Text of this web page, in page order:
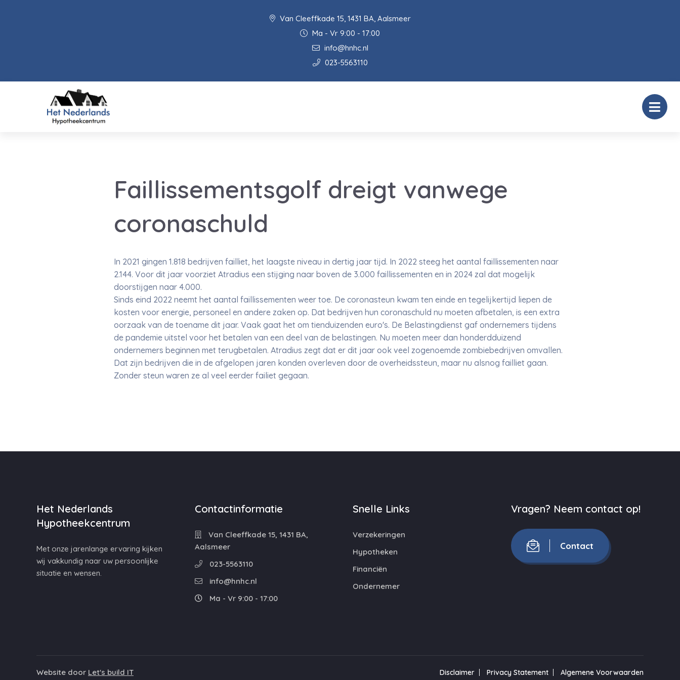
Van Cleeffkade 15, 1431 BA, Aalsmeer
Ma - Vr 9:00 - 17:00
info@hnhc.nl
023-5563110
Faillissementsgolf dreigt vanwege
coronaschuld
In 2021 gingen 1.818 bedrijven failliet, het laagste niveau in dertig jaar tijd. In 2022 steeg het aantal faillissementen naar
2.144. Voor dit jaar voorziet Atradius een stijging naar boven de 3.000 faillissementen en in 2024 zal dat mogelijk
doorstijgen naar 4.000.
Sinds eind 2022 neemt het aantal faillissementen weer toe. De coronasteun kwam ten einde en tegelijkertijd liepen de
kosten voor energie, personeel en andere zaken op. Dat bedrijven hun coronaschuld nu moeten afbetalen, is een extra
oorzaak van de toename dit jaar. Vaak gaat het om tienduizenden euro's. De Belastingdienst gaf ondernemers tijdens
de pandemie uitstel voor het betalen van een deel van de belastingen. Nu moeten meer dan honderdduizend
ondernemers beginnen met terugbetalen. Atradius zegt dat er dit jaar ook veel zogenoemde zombiebedrijven omvallen.
Dat zijn bedrijven die in de afgelopen jaren konden overleven door de overheidssteun, maar nu alsnog failliet gaan.
Zonder steun waren ze al veel eerder failiet gegaan.
Het Nederlands
Hypotheekcentrum
Met onze jarenlange ervaring kijken
wij vakkundig naar uw persoonlijke
situatie en wensen.
Contactinformatie
Van Cleeffkade 15, 1431 BA,
Aalsmeer
023-5563110
info@hnhc.nl
Ma - Vr 9:00 - 17:00
Snelle Links
Verzekeringen
Hypotheken
Financiën
Ondernemer
Vragen? Neem contact op!
Contact
Website door Let's build IT Disclaimer Privacy Statement Algemene Voorwaarden